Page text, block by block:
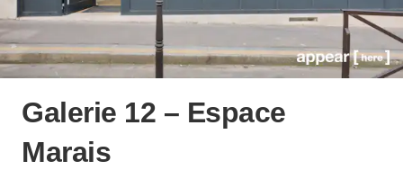
Galerie 12 – Espace
Marais